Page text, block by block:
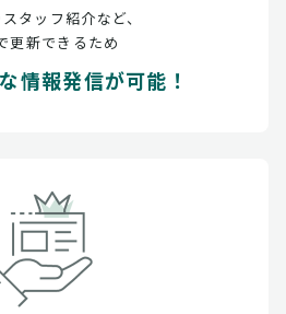
タッフ紹介など、
更新できるため
情報発信が可能！